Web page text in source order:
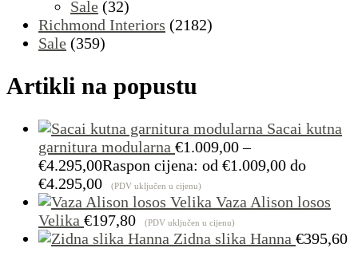
Sale (32)
Richmond Interiors (2182)
Sale (359)
Artikli na popustu
Sacai kutna
garnitura modularna €1.009,00 –
€4.295,00Raspon cijena: od €1.009,00 do
€4.295,00
(PDV uključen u cijenu)
Vaza Alison losos
Velika €197,80 (PDV uključen u cijenu)
Zidna slika Hanna €395,60